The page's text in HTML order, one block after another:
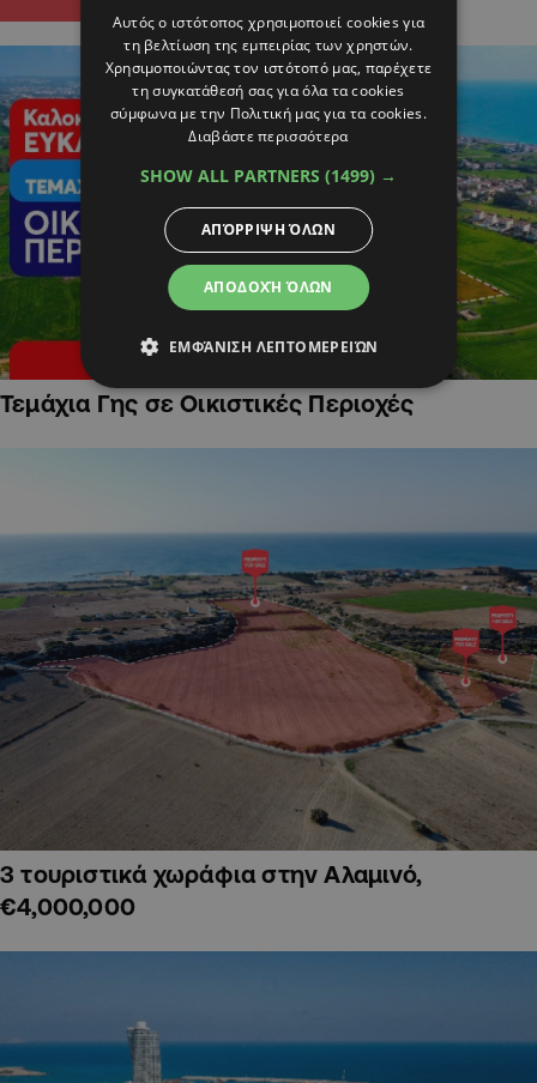
Τεμάχια Γης σε Οικιστικές Περιοχές
3 τουριστικά χωράφια στην Αλαμινό,
€4,000,000
Αυτός ο ιστότοπος χρησιμοποιεί cookies για
τη βελτίωση της εμπειρίας των χρηστών.
Χρησιμοποιώντας τον ιστότοπό μας, παρέχετε
τη συγκατάθεσή σας για όλα τα cookies
σύμφωνα με την Πολιτική μας για τα cookies.
Διαβάστε περισσότερα
SHOW ALL PARTNERS (1499) →
ΑΠΟΔΟΧΉ ΌΛΩΝ
ΑΠΌΡΡΙΨΗ ΌΛΩΝ
ΕΜΦΆΝΙΣΗ ΛΕΠΤΟΜΕΡΕΙΏΝ